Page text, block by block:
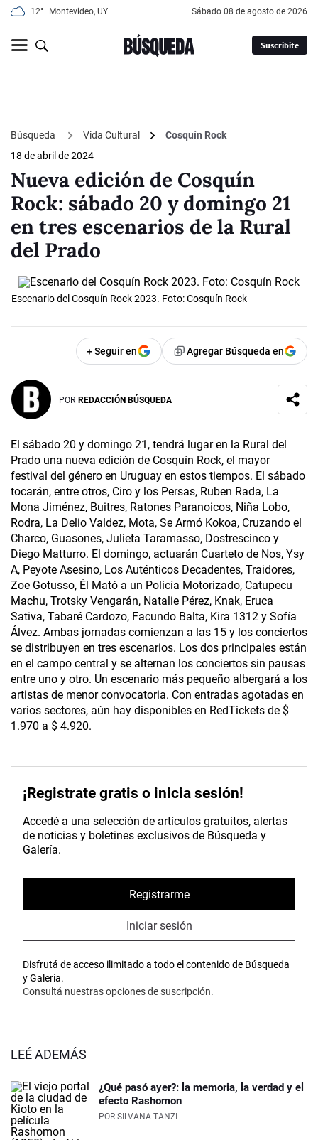
12° Montevideo, UY sábado 08 de agosto de 2026
Suscribite
Búsqueda Vida Cultural
Cosquín Rock
18 de abril de 2024
Nueva edición de Cosquín
Rock: sábado 20 y domingo 21
en tres escenarios de la Rural
del Prado
Escenario del Cosquín Rock 2023. Foto: Cosquín Rock
+ Seguir en Agregar Búsqueda en
POR REDACCIÓN BÚSQUEDA
El sábado 20 y domingo 21, tendrá lugar en la Rural del
Prado una nueva edición de Cosquín Rock, el mayor
festival del género en Uruguay en estos tiempos. El sábado
tocarán, entre otros, Ciro y los Persas, Ruben Rada, La
Mona Jiménez, Buitres, Ratones Paranoicos, Niña Lobo,
Rodra, La Delio Valdez, Mota, Se Armó Kokoa, Cruzando el
Charco, Guasones, Julieta Taramasso, Dostrescinco y
Diego Matturro. El domingo, actuarán Cuarteto de Nos, Ysy
A, Peyote Asesino, Los Auténticos Decadentes, Traidores,
Zoe Gotusso, Él Mató a un Policía Motorizado, Catupecu
Machu, Trotsky Vengarán, Natalie Pérez, Knak, Eruca
Sativa, Tabaré Cardozo, Facundo Balta, Kira 1312 y Sofía
Álvez. Ambas jornadas comienzan a las 15 y los conciertos
se distribuyen en tres escenarios. Los dos principales están
en el campo central y se alternan los conciertos sin pausas
entre uno y otro. Un escenario más pequeño albergará a los
artistas de menor convocatoria. Con entradas agotadas en
varios sectores, aún hay disponibles en RedTickets de $
1.970 a $ 4.920.
¡Registrate gratis o inicia sesión!
Accedé a una selección de artículos gratuitos, alertas
de noticias y boletines exclusivos de Búsqueda y
Galería.
Registrarme
Iniciar sesión
Disfrutá de acceso ilimitado a todo el contenido de Búsqueda
y Galería.
Consultá nuestras opciones de suscripción.
LEÉ ADEMÁS
¿Qué pasó ayer?: la memoria, la verdad y el
efecto Rashomon
POR SILVANA TANZI